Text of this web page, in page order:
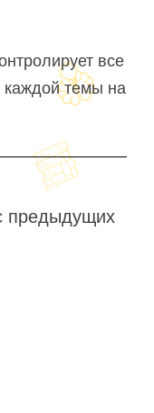
все
каждой темы на
предыдущих